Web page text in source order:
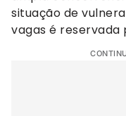
situação de
vagas é reservada